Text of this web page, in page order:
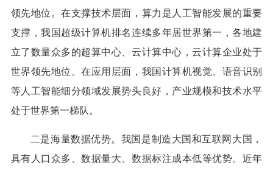
领先地位。在支撑技术层面，算力是人工智能发展的重要
支撑，我国超级计算机排名连续多年居世界第一，各地建
立了数量众多的超算中心、云计算中心，云计算企业处于
世界领先地位。在应用层面，我国计算机视觉、语音识别
等人工智能细分领域发展势头良好，产业规模和技术水平
处于世界第一梯队。
二是海量数据优势。我国是制造大国和互联网大国，
具有人口众多、数据量大、数据标注成本低等优势。近年